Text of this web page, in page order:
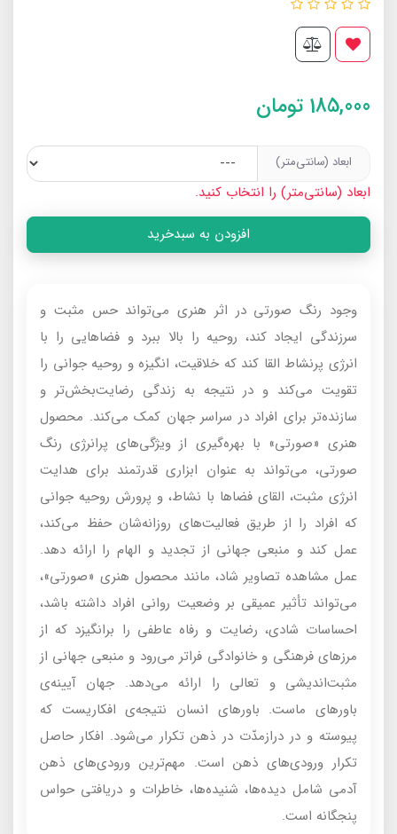
185,000 تومان
ابعاد (سانتی‌متر)
ابعاد (سانتی‌متر) را انتخاب کنید.
افزودن به سبدخرید
وجود رنگ صورتی در اثر هنری می‌تواند حس مثبت و
سرزندگی ایجاد کند، روحیه را بالا ببرد و فضاهایی را با
انرژی پرنشاط القا کند که خلاقیت، انگیزه و روحیه جوانی را
تقویت می‌کند و در نتیجه به زندگی رضایت‌بخش‌تر و
سازنده‌تر برای افراد در سراسر جهان کمک می‌کند. محصول
هنری «صورتی» با بهره‌گیری از ویژگی‌های پرانرژی رنگ
صورتی، می‌تواند به عنوان ابزاری قدرتمند برای هدایت
انرژی مثبت، القای فضاها با نشاط، و پرورش روحیه جوانی
که افراد را از طریق فعالیت‌های روزانه‌شان حفظ می‌کند،
عمل کند و منبعی جهانی از تجدید و الهام را ارائه دهد.
عمل مشاهده تصاویر شاد، مانند محصول هنری «صورتی»،
می‌تواند تأثیر عمیقی بر وضعیت روانی افراد داشته باشد،
احساسات شادی، رضایت و رفاه عاطفی را برانگیزد که از
مرزهای فرهنگی و خانوادگی فراتر می‌رود و منبعی جهانی از
مثبت‌اندیشی و تعالی را ارائه می‌دهد. جهان آیینه‌ی
باورهای ماست. باورهای انسان نتیجه‌ی افکاریست که
پیوسته و در دراز‌مدّت در ذهن تکرار می‌شود. افکار حاصل
تکرار ورودی‌های ذهن است. مهم‌ترین ورودی‌های ذهن
آدمی شامل دیده‌ها، شنیده‌ها، خاطرات و دریافتی حواس
پنجگانه است.